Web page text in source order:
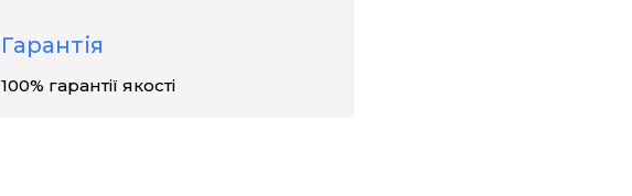
Гарантія
100% гарантії якості